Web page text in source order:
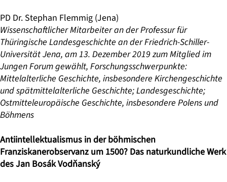
PD Dr. Stephan Flemmig (Jena)
Wissenschaftlicher Mitarbeiter an der Professur für
Thüringische Landesgeschichte an der Friedrich-Schiller-
Universität Jena, am 13. Dezember 2019 zum Mitglied im
Jungen Forum gewählt, Forschungsschwerpunkte:
Mittelalterliche Geschichte, insbesondere Kirchengeschichte
und spätmittelalterliche Geschichte; Landesgeschichte;
Ostmitteleuropäische Geschichte, insbesondere Polens und
Böhmens
Antiintellektualismus in der böhmischen
Franziskanerobservanz um 1500? Das naturkundliche Werk
des Jan Bosák Vodňanský